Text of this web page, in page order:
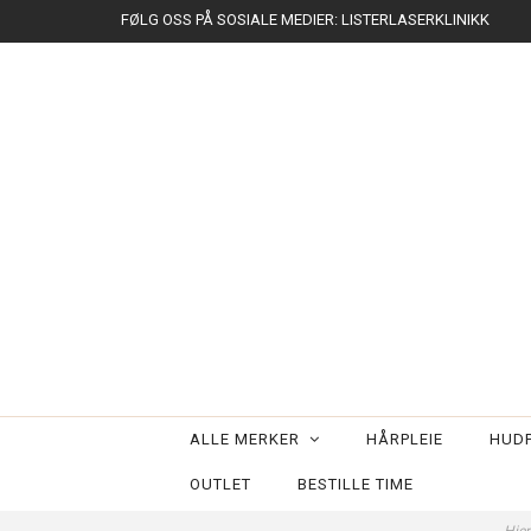
FØLG OSS PÅ SOSIALE MEDIER: LISTERLASERKLINIKK
ALLE MERKER HÅRPLEIE
OUTLET BESTILLE TIME